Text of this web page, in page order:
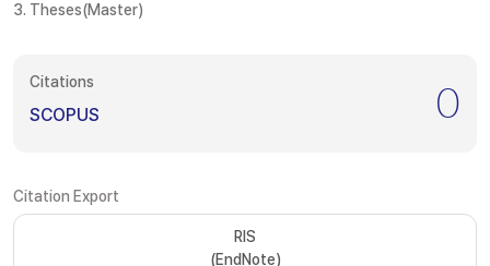
3. Theses(Master)
Citations
SCOPUS 0
Citation Export
RIS
(EndNote)